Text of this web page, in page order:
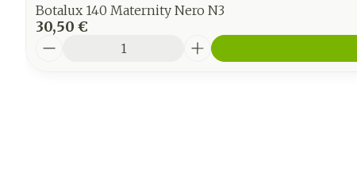
Botalux 140 Maternity Nero N3
30,50 €